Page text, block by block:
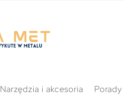
Narzędzia i akcesoria Porady